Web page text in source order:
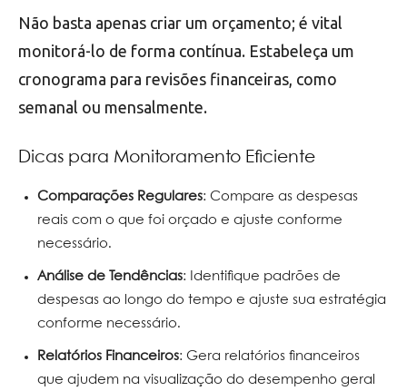
Não basta apenas criar um orçamento; é vital
monitorá-lo de forma contínua. Estabeleça um
cronograma para revisões financeiras, como
semanal ou mensalmente.
Dicas para Monitoramento Eficiente
Comparações Regulares: Compare as despesas
reais com o que foi orçado e ajuste conforme
necessário.
Análise de Tendências: Identifique padrões de
despesas ao longo do tempo e ajuste sua estratégia
conforme necessário.
Relatórios Financeiros: Gera relatórios financeiros
que ajudem na visualização do desempenho geral